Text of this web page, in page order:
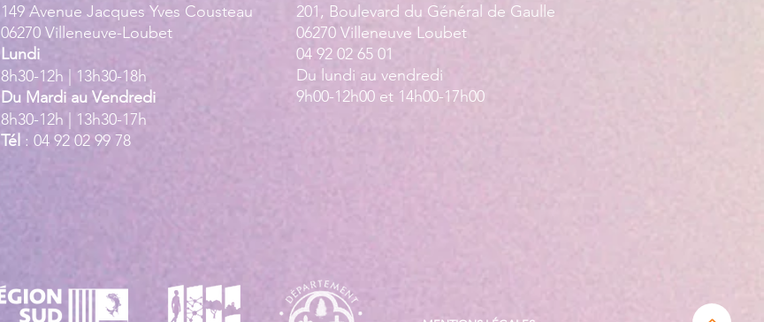
149 Avenue Jacques Yves Cousteau
06270 Villeneuve-Loubet
Lundi
8h30-12h | 13h30-18h
Du Mardi au Vendredi
8h30-12h | 13h30-17h
Tél : 04 92 02 99 78
201, Boulevard du Général de Gaulle
06270 Villeneuve Loubet
04 92 02 65 01
Du lundi au vendredi
9h00-12h00 et 14h00-17h00